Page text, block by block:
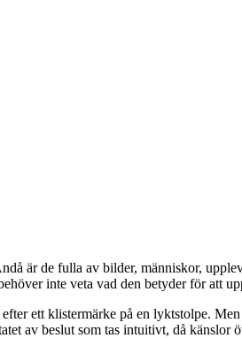
är de fulla av bilder, människor,
inte veta vad den betyder för att
ett klistermärke på en lyktstolpe.
av beslut som tas intuitivt, då